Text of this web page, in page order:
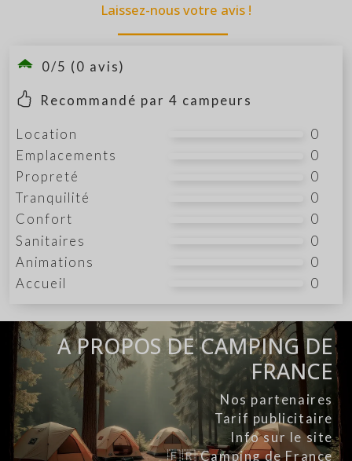
Laissez-nous votre avis !
0/5 (0 avis)
Recommandé par 4 campeurs
Location
0
Emplacements
0
Propreté
0
Tranquilité
0
Confort
0
Sanitaires
0
Animations
0
Accueil
0
A PROPOS DE CAMPING DE
FRANCE
Nos partenaires
Tarif publicitaire
Info sur le site
🇫🇷 Camping de France